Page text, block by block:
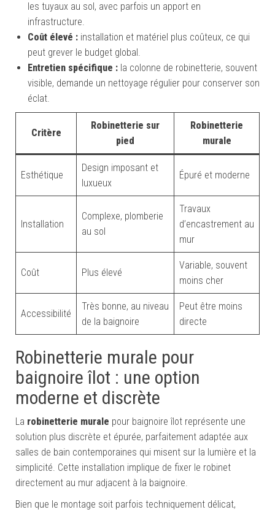
les tuyaux au sol, avec parfois un apport en
infrastructure.
Coût élevé : installation et matériel plus coûteux, ce qui
peut grever le budget global.
Entretien spécifique : la colonne de robinetterie, souvent
visible, demande un nettoyage régulier pour conserver son
éclat.
Critère
Robinetterie sur
pied
Robinetterie
murale
Esthétique
Design imposant et
luxueux
Épuré et moderne
Installation
Complexe, plomberie
au sol
Travaux
d’encastrement au
mur
Coût Plus élevé
Variable, souvent
moins cher
Accessibilité
Très bonne, au niveau
de la baignoire
Peut être moins
directe
Robinetterie murale pour
baignoire îlot : une option
moderne et discrète
La robinetterie murale pour baignoire îlot représente une
solution plus discrète et épurée, parfaitement adaptée aux
salles de bain contemporaines qui misent sur la lumière et la
simplicité. Cette installation implique de fixer le robinet
directement au mur adjacent à la baignoire.
Bien que le montage soit parfois techniquement délicat,